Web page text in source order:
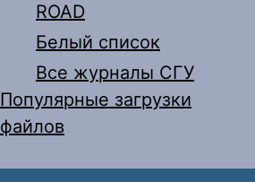
ROAD
Белый список
Все журналы СГУ
Популярные загрузки
файлов